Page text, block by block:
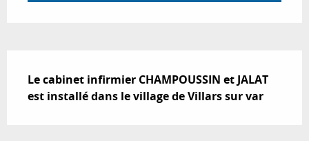
Le cabinet infirmier CHAMPOUSSIN et JALAT
est installé dans le village de Villars sur var